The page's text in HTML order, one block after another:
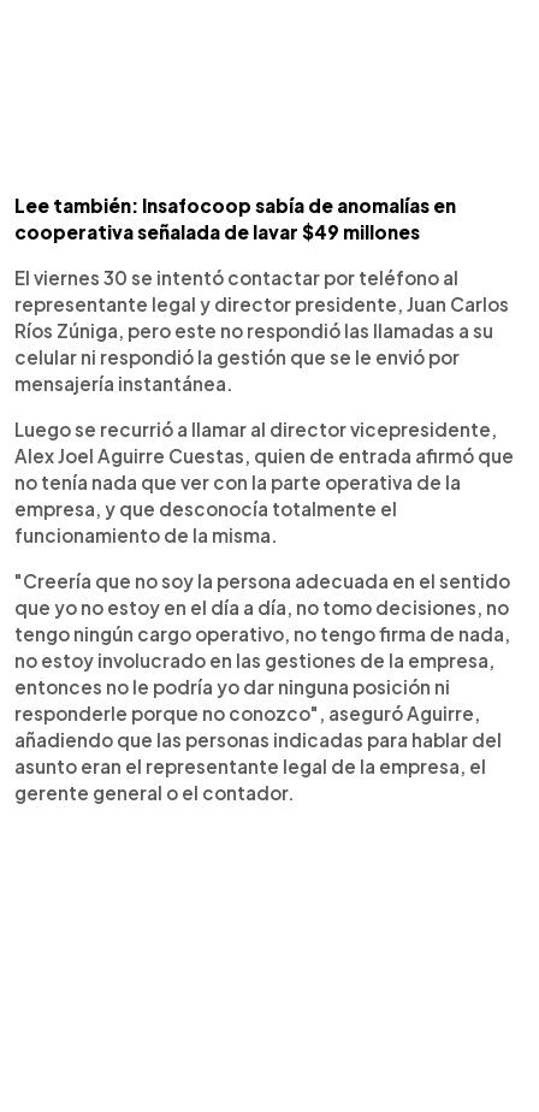
Lee también: Insafocoop sabía de anomalías en
cooperativa señalada de lavar $49 millones
El viernes 30 se intentó contactar por teléfono al
representante legal y director presidente, Juan Carlos
Ríos Zúniga, pero este no respondió las llamadas a su
celular ni respondió la gestión que se le envió por
mensajería instantánea.
Luego se recurrió a llamar al director vicepresidente,
Alex Joel Aguirre Cuestas, quien de entrada afirmó que
no tenía nada que ver con la parte operativa de la
empresa, y que desconocía totalmente el
funcionamiento de la misma.
"Creería que no soy la persona adecuada en el sentido
que yo no estoy en el día a día, no tomo decisiones, no
tengo ningún cargo operativo, no tengo firma de nada,
no estoy involucrado en las gestiones de la empresa,
entonces no le podría yo dar ninguna posición ni
responderle porque no conozco", aseguró Aguirre,
añadiendo que las personas indicadas para hablar del
asunto eran el representante legal de la empresa, el
gerente general o el contador.